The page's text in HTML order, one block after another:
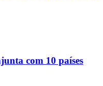
com 10 países